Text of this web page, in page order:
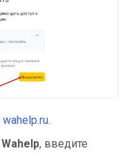
wahelp.ru.
Wahelp, введите